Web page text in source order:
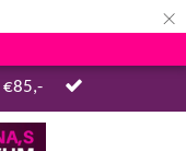
×
€85,-